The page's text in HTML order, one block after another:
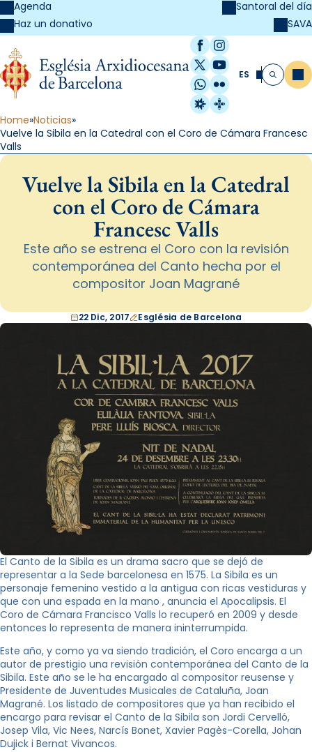
Agenda
Haz un donativo
Santoral del día
SAVA
Facebook
Instagram
X / Twitter
YouTube
WhatsApp
Flickr
Radio Estel
Catalunya
ES Buscar
Home Noticias
Vuelve la Sibila en la Catedral con el Coro de Cámara Francesc
Valls
Vuelve la Sibila en la Catedral
con el Coro de Cámara
Francesc Valls
Este año se estrena el Coro con la revisión
contemporánea del Canto hecha por el
compositor Joan Magrané
22 Dic, 2017 Església de Barcelona
El Canto de la Sibila es un drama sacro que se dejó de
representar a la Sede barcelonesa en 1575. La Sibila es un
personaje femenino vestido a la antigua con ricas vestiduras y
que con una espada en la mano , anuncia el Apocalipsis. El
Coro de Cámara Francisco Valls lo recuperó en 2009 y desde
entonces lo representa de manera ininterrumpida.
Este año, y como ya va siendo tradición, el Coro encarga a un
autor de prestigio una revisión contemporánea del Canto de la
Sibila. Este año se le ha encargado al compositor reusense y
Presidente de Juventudes Musicales de Cataluña, Joan
Magrané. Los listado de compositores que ya han recibido el
encargo para revisar el Canto de la Sibila son Jordi Cervelló,
Josep Vila, Vic Nees, Narcís Bonet, Xavier Pagès-Corella, Johan
Dujick i Bernat Vivancos.